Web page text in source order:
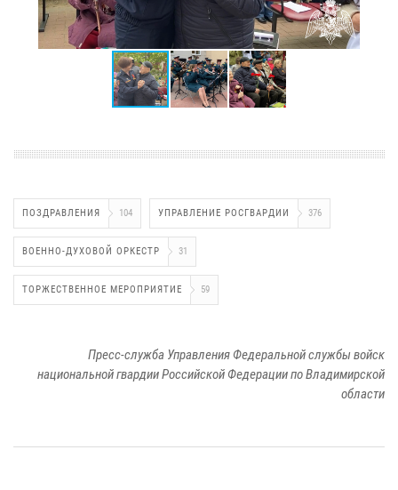
ПОЗДРАВЛЕНИЯ 104 УПРАВЛЕНИЕ РОСГВАРДИИ 376
ВОЕННО-ДУХОВОЙ ОРКЕСТР 31
ТОРЖЕСТВЕННОЕ МЕРОПРИЯТИЕ 59
Пресс-служба Управления Федеральной службы войск
национальной гвардии Российской Федерации по Владимирской
области